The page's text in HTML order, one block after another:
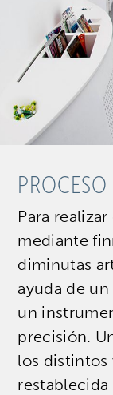
PROCESO
Para
mediante
diminutas
ayuda de
un
precisión.
los distintos